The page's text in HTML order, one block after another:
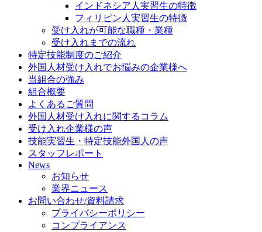
インドネシア人実習生の特徴
フィリピン人実習生の特徴
受け入れが可能な職種・業種
受け入れまでの流れ
特定技能制度のご紹介
外国人材受け入れでお悩みの企業様へ
当組合の強み
組合概要
よくあるご質問
外国人材受け入れに関するコラム
受け入れ企業様の声
技能実習生・特定技能外国人の声
スタッフレポート
News
お知らせ
業界ニュース
お問い合わせ/資料請求
プライバシーポリシー
コンプライアンス